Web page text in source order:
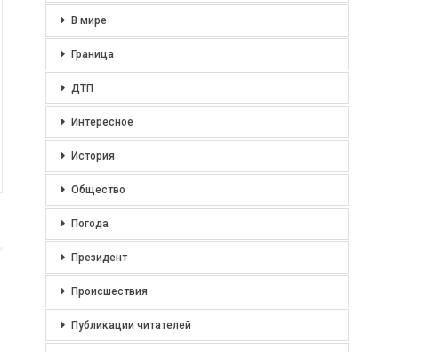
В мире
Граница
ДТП
Интересное
История
Общество
Погода
Президент
Происшествия
Публикации читателей